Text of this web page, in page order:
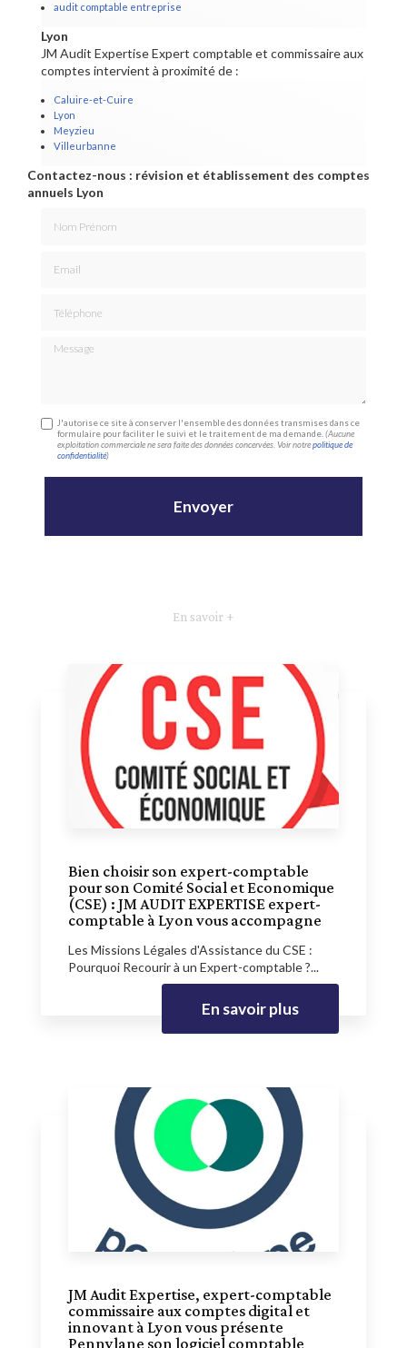
audit comptable entreprise
Lyon
JM Audit Expertise Expert comptable et commissaire aux
comptes intervient à proximité de :
Caluire-et-Cuire
Lyon
Meyzieu
Villeurbanne
Contactez-nous : révision et établissement des comptes
annuels Lyon
Message
J'autorise ce site à conserver l'ensemble des données transmises dans ce
formulaire pour faciliter le suivi et le traitement de ma demande.(Aucune
exploitation commerciale ne sera faite des données concervées. Voir notrepolitique de
confidentialité)
En savoir +
Bien choisir son expert-comptable
pour son Comité Social et Economique
(CSE) : JM AUDIT EXPERTISE expert-
comptable à Lyon vous accompagne
Les Missions Légales d'Assistance du CSE :
Pourquoi Recourir à un Expert-comptable ?...
En savoir plus
JM Audit Expertise, expert-comptable
commissaire aux comptes digital et
innovant à Lyon vous présente
Pennylane son logiciel comptable